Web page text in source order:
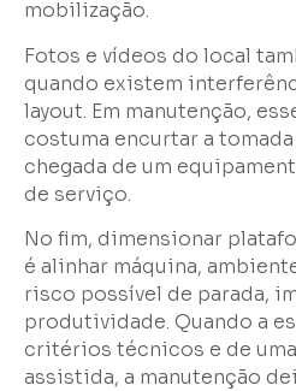
mobilização.
Fotos e vídeos do local
quando existem
layout. Em manutenção,
costuma encurtar a
chegada de um
de serviço.
No fim, dimensionar
é alinhar máquina,
risco possível de parada,
produtividade. Quando a
critérios técnicos e de
assistida, a manutenção